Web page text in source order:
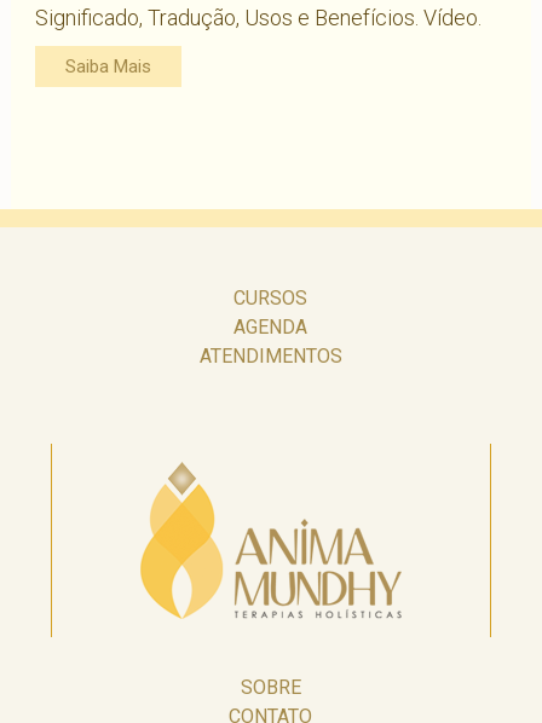
Significado, Tradução, Usos e Benefícios. Vídeo.
Saiba Mais
CURSOS
AGENDA
ATENDIMENTOS
SOBRE
CONTATO